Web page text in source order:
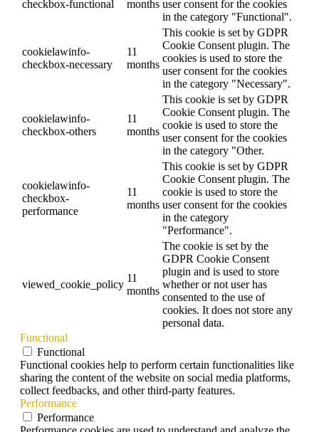
checkbox-functional
months user consent for the cookies
in the category "Functional".
cookielawinfo-
checkbox-necessary
11
months
This cookie is set by GDPR
Cookie Consent plugin. The
cookies is used to store the
user consent for the cookies
in the category "Necessary".
cookielawinfo-
checkbox-others
11
months
This cookie is set by GDPR
Cookie Consent plugin. The
cookie is used to store the
user consent for the cookies
in the category "Other.
cookielawinfo-
checkbox-
performance
11
months
This cookie is set by GDPR
Cookie Consent plugin. The
cookie is used to store the
user consent for the cookies
in the category
"Performance".
viewed_cookie_policy
11
months
The cookie is set by the
GDPR Cookie Consent
plugin and is used to store
whether or not user has
consented to the use of
cookies. It does not store any
personal data.
Functional
Functional
Functional cookies help to perform certain functionalities like
sharing the content of the website on social media platforms,
collect feedbacks, and other third-party features.
Performance
Performance